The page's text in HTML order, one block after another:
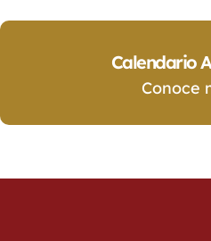
Calendario
Conoce